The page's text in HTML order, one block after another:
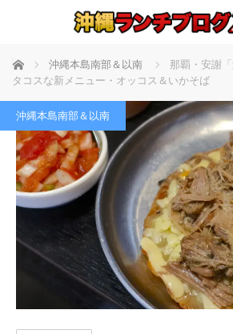
ホーム 沖縄本島南部＆以南
那覇・安謝
タコスな新メニュー・オッコス＆いかそば
沖縄本島南部＆以南